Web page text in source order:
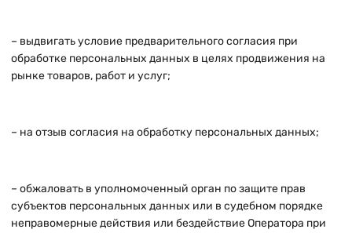
– выдвигать условие предварительного согласия при
обработке персональных данных в целях продвижения на
рынке товаров, работ и услуг;
– на отзыв согласия на обработку персональных данных;
– обжаловать в уполномоченный орган по защите прав
субъектов персональных данных или в судебном порядке
неправомерные действия или бездействие Оператора при